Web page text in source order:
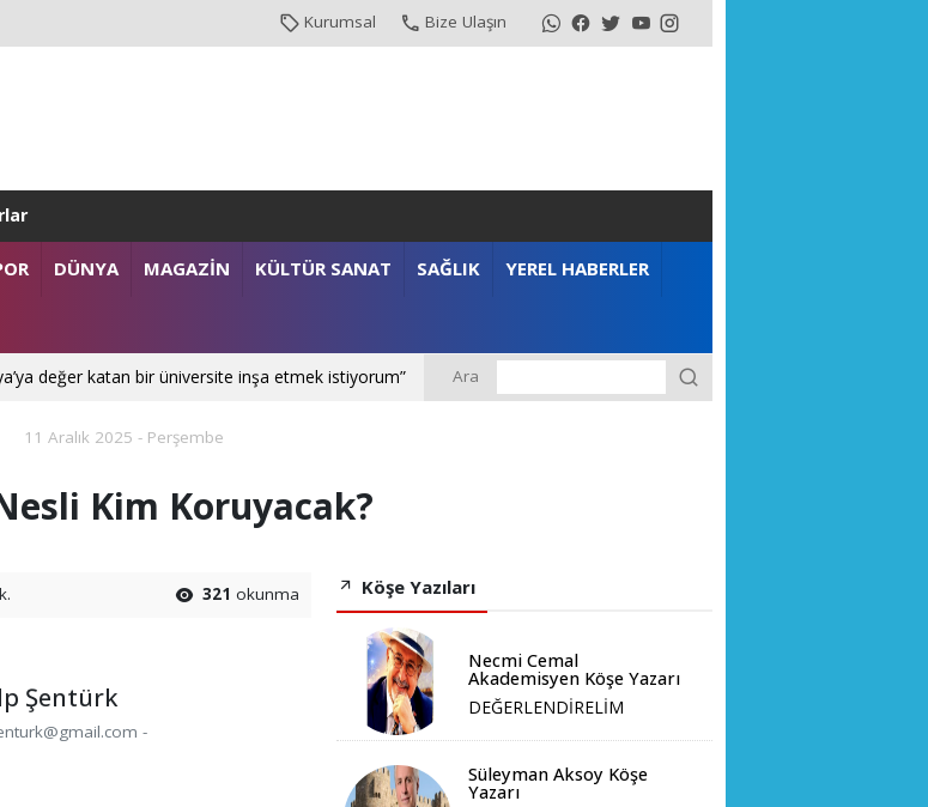
Kurumsal Bize Ulaşın
DÜNYA MAGAZİN KÜLTÜR SANAT SAĞLIK YEREL HABERLER
ATANDI
değer katan bir üniversite inşa etmek istiyorum” Ara
11 Aralık 2025 - Perşembe
Kim Koruyacak?
321 okunma
Şentürk
-
Köşe Yazıları
Necmi Cemal
Akademisyen Köşe Yazarı
DEĞERLENDİRELİM
Süleyman Aksoy Köşe
Yazarı